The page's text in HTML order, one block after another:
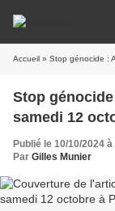
Accueil » Stop génocide :
Stop
samedi 12
Publié le 10/10/2024 à
Par Gilles Munier